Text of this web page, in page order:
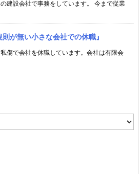
建設会社で事務をしています。 今まで従業
が無い小さな会社での休職』
傷で会社を休職しています。会社は有限会